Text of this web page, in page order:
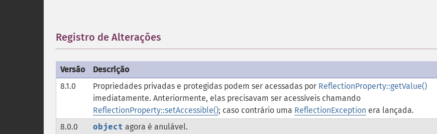
Registro de Alterações
Versão
Descrição
8.1.0
Propriedades privadas e protegidas podem ser acessadas por ReflectionProperty::getValue()
imediatamente. Anteriormente, elas precisavam ser acessíveis chamando
ReflectionProperty::setAccessible(); caso contrário uma ReflectionException era lançada.
8.0.0
object agora é anulável.